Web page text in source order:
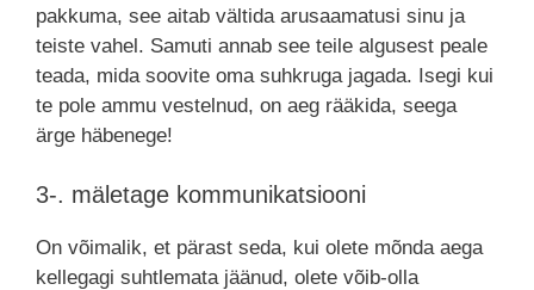
pakkuma, see aitab vältida arusaamatusi sinu ja
teiste vahel. Samuti annab see teile algusest peale
teada, mida soovite oma suhkruga jagada. Isegi kui
te pole ammu vestelnud, on aeg rääkida, seega
ärge häbenege!
3-. mäletage kommunikatsiooni
On võimalik, et pärast seda, kui olete mõnda aega
kellegagi suhtlemata jäänud, olete võib-olla